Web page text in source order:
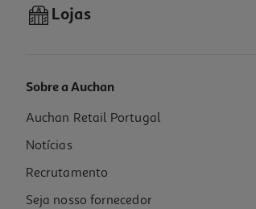
Livro A Mulher Do Meu Marido De Alice Feeney
17.51 €/un
17,51 €
Lojas
Sobre a Auchan
Auchan Retail Portugal
Notícias
Recrutamento
Seja nosso fornecedor